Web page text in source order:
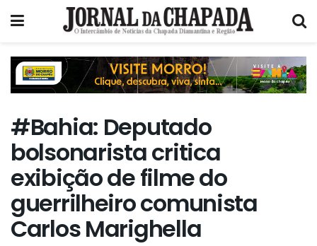
#Bahia: Deputado
bolsonarista critica
exibição de filme do
guerrilheiro comunista
Carlos Marighella